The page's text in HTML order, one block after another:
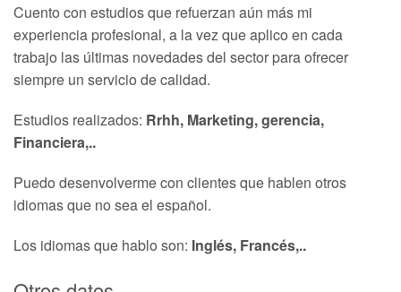
Cuento con estudios que refuerzan aún más mi
experiencia profesional, a la vez que aplico en cada
trabajo las últimas novedades del sector para ofrecer
siempre un servicio de calidad.
Estudios realizados: Rrhh, Marketing, gerencia,
Financiera,..
Puedo desenvolverme con clientes que hablen otros
idiomas que no sea el español.
Los idiomas que hablo son: Inglés, Francés,..